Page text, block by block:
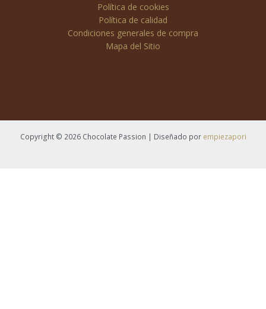
Política de cookies
Política de calidad
Condiciones generales de compra
Mapa del Sitio
Copyright © 2026 Chocolate Passion | Diseñado por empiezapori